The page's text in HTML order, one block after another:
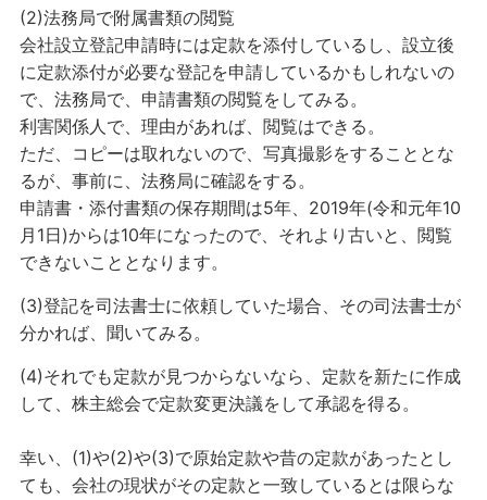
(2)法務局で附属書類の閲覧
会社設立登記申請時には定款を添付しているし、設立後
に定款添付が必要な登記を申請しているかもしれないの
で、法務局で、申請書類の閲覧をしてみる。
利害関係人で、理由があれば、閲覧はできる。
ただ、コピーは取れないので、写真撮影をすることとな
るが、事前に、法務局に確認をする。
申請書・添付書類の保存期間は5年、2019年(令和元年10
月1日)からは10年になったので、それより古いと、閲覧
できないこととなります。
(3)登記を司法書士に依頼していた場合、その司法書士が
分かれば、聞いてみる。
(4)それでも定款が見つからないなら、定款を新たに作成
して、株主総会で定款変更決議をして承認を得る。
幸い、(1)や(2)や(3)で原始定款や昔の定款があったとし
ても、会社の現状がその定款と一致しているとは限らな